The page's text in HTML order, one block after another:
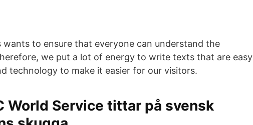
wants to ensure that everyone can understand the
we put a lot of energy to write texts that are easy
technology to make it easier for our visitors.
World Service tittar på svensk